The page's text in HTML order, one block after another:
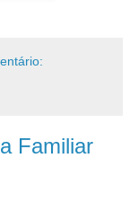
Familiar